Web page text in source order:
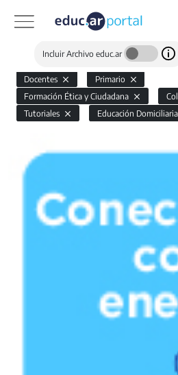
Incluir Archivo educ.ar
Docentes
Primario
Formación Ética y Ciudadana
Tutoriales
Educación